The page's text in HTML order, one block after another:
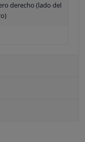
derecho (lado del